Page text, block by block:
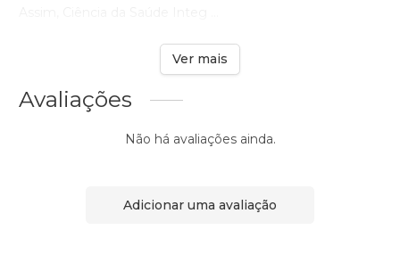
Ver mais
Avaliações
Não há avaliações ainda.
Adicionar uma avaliação